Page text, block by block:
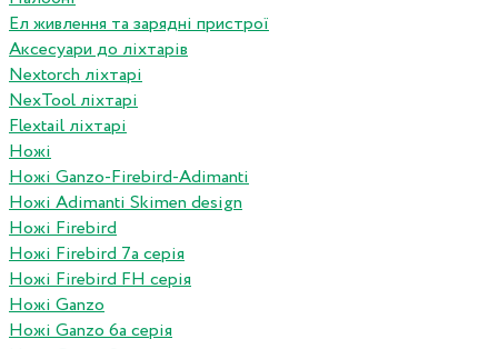
Ел живлення та зарядні пристрої
Аксесуари до ліхтарів
Nextorch ліхтарі
NexTool ліхтарі
Flextail ліхтарі
Ножі
Ножі Ganzo-Firebird-Adimanti
Ножі Adimanti Skimen design
Ножі Firebird
Ножі Firebird 7а серія
Ножі Firebird FH серія
Ножі Ganzo
Ножі Ganzo 6а серія